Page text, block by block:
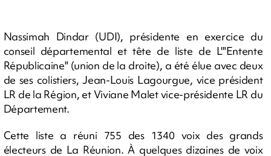
Nassimah Dindar (UDI), présidente en exercice du
conseil départemental et tête de liste de L'"Entente
Républicaine" (union de la droite), a été élue avec deux
de ses colistiers, Jean-Louis Lagourgue, vice président
LR de la Région, et Viviane Malet vice-présidente LR du
Département.
Cette liste a réuni 755 des 1340 voix des grands
électeurs de La Réunion. À quelques dizaines de voix